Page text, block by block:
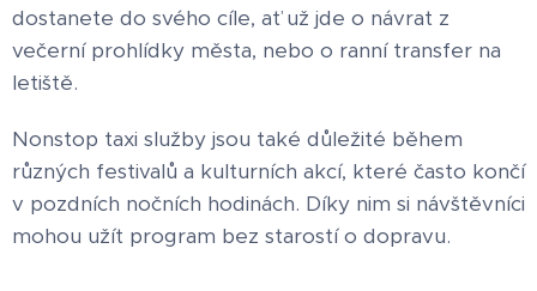
dostanete do svého cíle, ať už jde o návrat z
večerní prohlídky města, nebo o ranní transfer na
letiště.
Nonstop taxi služby jsou také důležité během
různých festivalů a kulturních akcí, které často končí
v pozdních nočních hodinách. Díky nim si návštěvníci
mohou užít program bez starostí o dopravu.